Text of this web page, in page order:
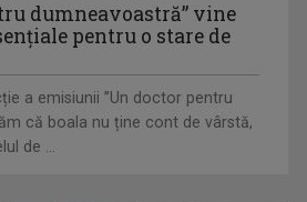
un documentar-eveniment în
...
dumneavoastră” vine
pentru o stare de
a emisiunii ”Un doctor pentru
că boala nu ține cont de vârstă,
de ...